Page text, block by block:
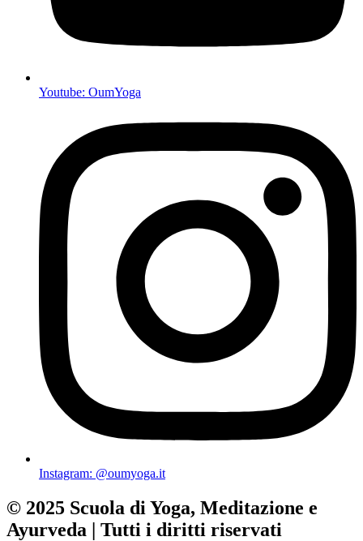
Youtube: OumYoga
Instagram: @oumyoga.it
© 2025 Scuola di Yoga, Meditazione e
Ayurveda | Tutti i diritti riservati